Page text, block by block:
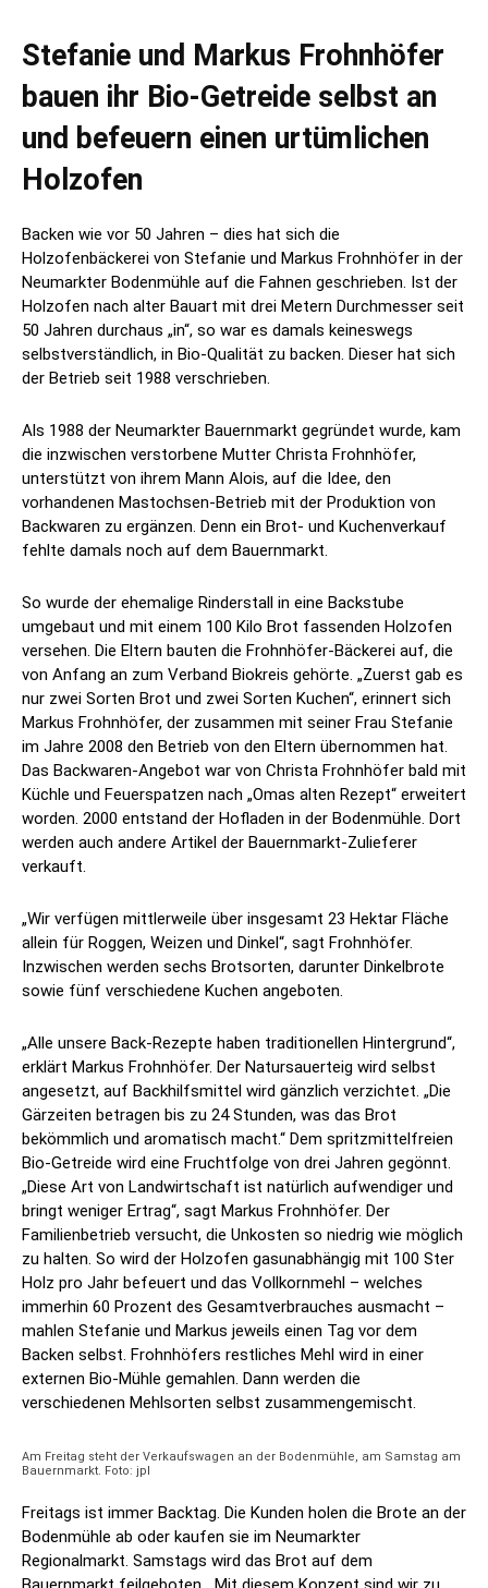
Stefanie und Markus Frohnhöfer
bauen ihr Bio-Getreide selbst an
und befeuern einen urtümlichen
Holzofen
Backen wie vor 50 Jahren – dies hat sich die
Holzofenbäckerei von Stefanie und Markus Frohnhöfer in der
Neumarkter Bodenmühle auf die Fahnen geschrieben. Ist der
Holzofen nach alter Bauart mit drei Metern Durchmesser seit
50 Jahren durchaus „in“, so war es damals keineswegs
selbstverständlich, in Bio-Qualität zu backen. Dieser hat sich
der Betrieb seit 1988 verschrieben.
Als 1988 der Neumarkter Bauernmarkt gegründet wurde, kam
die inzwischen verstorbene Mutter Christa Frohnhöfer,
unterstützt von ihrem Mann Alois, auf die Idee, den
vorhandenen Mastochsen-Betrieb mit der Produktion von
Backwaren zu ergänzen. Denn ein Brot- und Kuchenverkauf
fehlte damals noch auf dem Bauernmarkt.
So wurde der ehemalige Rinderstall in eine Backstube
umgebaut und mit einem 100 Kilo Brot fassenden Holzofen
versehen. Die Eltern bauten die Frohnhöfer-Bäckerei auf, die
von Anfang an zum Verband Biokreis gehörte. „Zuerst gab es
nur zwei Sorten Brot und zwei Sorten Kuchen“, erinnert sich
Markus Frohnhöfer, der zusammen mit seiner Frau Stefanie
im Jahre 2008 den Betrieb von den Eltern übernommen hat.
Das Backwaren-Angebot war von Christa Frohnhöfer bald mit
Küchle und Feuerspatzen nach „Omas alten Rezept“ erweitert
worden. 2000 entstand der Hofladen in der Bodenmühle. Dort
werden auch andere Artikel der Bauernmarkt-Zulieferer
verkauft.
„Wir verfügen mittlerweile über insgesamt 23 Hektar Fläche
allein für Roggen, Weizen und Dinkel“, sagt Frohnhöfer.
Inzwischen werden sechs Brotsorten, darunter Dinkelbrote
sowie fünf verschiedene Kuchen angeboten.
„Alle unsere Back-Rezepte haben traditionellen Hintergrund“,
erklärt Markus Frohnhöfer. Der Natursauerteig wird selbst
angesetzt, auf Backhilfsmittel wird gänzlich verzichtet. „Die
Gärzeiten betragen bis zu 24 Stunden, was das Brot
bekömmlich und aromatisch macht.“ Dem spritzmittelfreien
Bio-Getreide wird eine Fruchtfolge von drei Jahren gegönnt.
„Diese Art von Landwirtschaft ist natürlich aufwendiger und
bringt weniger Ertrag“, sagt Markus Frohnhöfer. Der
Familienbetrieb versucht, die Unkosten so niedrig wie möglich
zu halten. So wird der Holzofen gasunabhängig mit 100 Ster
Holz pro Jahr befeuert und das Vollkornmehl – welches
immerhin 60 Prozent des Gesamtverbrauches ausmacht –
mahlen Stefanie und Markus jeweils einen Tag vor dem
Backen selbst. Frohnhöfers restliches Mehl wird in einer
externen Bio-Mühle gemahlen. Dann werden die
verschiedenen Mehlsorten selbst zusammengemischt.
Am Freitag steht der Verkaufswagen an der Bodenmühle, am Samstag am
Bauernmarkt. Foto: jpl
Freitags ist immer Backtag. Die Kunden holen die Brote an der
Bodenmühle ab oder kaufen sie im Neumarkter
Regionalmarkt. Samstags wird das Brot auf dem